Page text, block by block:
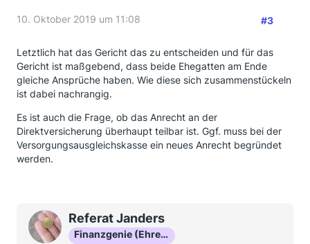
10. Oktober 2019 um 11:08 #3
Letztlich hat das Gericht das zu entscheiden und für das
Gericht ist maßgebend, dass beide Ehegatten am Ende
gleiche Ansprüche haben. Wie diese sich zusammenstückeln
ist dabei nachrangig.
Es ist auch die Frage, ob das Anrecht an der
Direktversicherung überhaupt teilbar ist. Ggf. muss bei der
Versorgungsausgleichskasse ein neues Anrecht begründet
werden.
Referat Janders
Finanzgenie (Ehrenmitglied)